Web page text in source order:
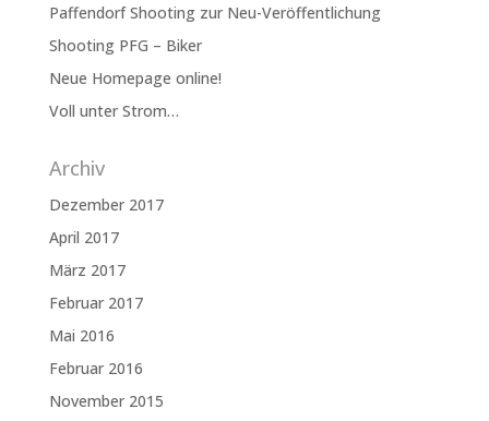
Paffendorf Shooting zur Neu-Veröffentlichung
Shooting PFG – Biker
Neue Homepage online!
Voll unter Strom…
Archiv
Dezember 2017
April 2017
März 2017
Februar 2017
Mai 2016
Februar 2016
November 2015